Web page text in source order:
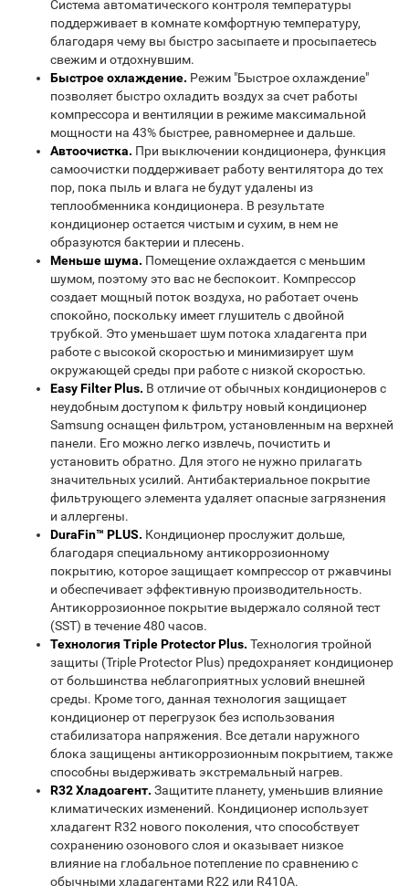
Система автоматического контроля температуры
поддерживает в комнате комфортную температуру,
благодаря чему вы быстро засыпаете и просыпаетесь
свежим и отдохнувшим.
Быстрое охлаждение. Режим "Быстрое охлаждение"
позволяет быстро охладить воздух за счет работы
компрессора и вентиляции в режиме максимальной
мощности на 43% быстрее, равномернее и дальше.
Автоочистка. При выключении кондиционера, функция
самоочистки поддерживает работу вентилятора до тех
пор, пока пыль и влага не будут удалены из
теплообменника кондиционера. В результате
кондиционер остается чистым и сухим, в нем не
образуются бактерии и плесень.
Меньше шума. Помещение охлаждается с меньшим
шумом, поэтому это вас не беспокоит. Компрессор
создает мощный поток воздуха, но работает очень
спокойно, поскольку имеет глушитель с двойной
трубкой. Это уменьшает шум потока хладагента при
работе с высокой скоростью и минимизирует шум
окружающей среды при работе с низкой скоростью.
Easy Filter Plus. В отличие от обычных кондиционеров с
неудобным доступом к фильтру новый кондиционер
Samsung оснащен фильтром, установленным на верхней
панели. Его можно легко извлечь, почистить и
установить обратно. Для этого не нужно прилагать
значительных усилий. Антибактериальное покрытие
фильтрующего элемента удаляет опасные загрязнения
и аллергены.
DuraFin™ PLUS. Кондиционер прослужит дольше,
благодаря специальному антикоррозионному
покрытию, которое защищает компрессор от ржавчины
и обеспечивает эффективную производительность.
Антикоррозионное покрытие выдержало соляной тест
(SST) в течение 480 часов.
Технология Triple Protector Plus. Технология тройной
защиты (Triple Protector Plus) предохраняет кондиционер
от большинства неблагоприятных условий внешней
среды. Кроме того, данная технология защищает
кондиционер от перегрузок без использования
стабилизатора напряжения. Все детали наружного
блока защищены антикоррозионным покрытием, также
способны выдерживать экстремальный нагрев.
R32 Хладоагент. Защитите планету, уменьшив влияние
климатических изменений. Кондиционер использует
хладагент R32 нового поколения, что способствует
сохранению озонового слоя и оказывает низкое
влияние на глобальное потепление по сравнению с
обычными хладагентами R22 или R410A.